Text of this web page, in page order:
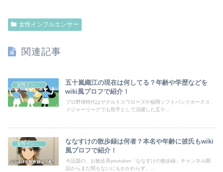
女性インフルエンサー
関連記事
女性インフルエンサー
五十嵐織江の現在は何してる？年齢や学歴などを
wiki風プロフで紹介！
プロ野球時代はヤクルトスワローズや福岡ソフトバンクホークス、
メジャーリーグでも投手として活躍した五十...
女性インフルエンサー
ななすけの散歩録は何者？本名や年齢に彼氏もwiki
風プロフで紹介！
今話題の、お散歩系youtuber「ななすけの散歩録」チャンネル開
設からまだ間もないにもかかわらず、...